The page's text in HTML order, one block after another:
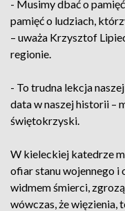
- Musimy dbać o
pamięć o ludziach,
– uważa Krzysztof
regionie.
- To trudna lekcja
data w naszej historii –
świętokrzyski.
W kieleckiej katedrze
ofiar stanu wojennego i
widmem śmierci,
wówczas, że